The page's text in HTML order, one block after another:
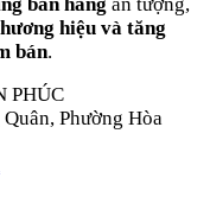
hiệu và tăng
bán.
PHÚC
Phường Hòa